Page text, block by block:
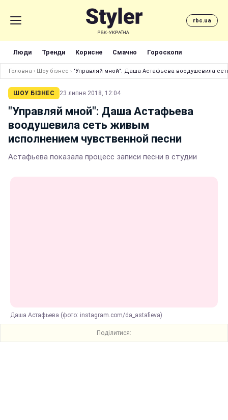
rbc.ua
Люди Тренди Корисне Смачно Гороскопи
Головна › Шоу бізнес › "Управляй мной": Даша Астафьева воодушевила
ШОУ БІЗНЕС 23 липня 2018, 12:04
"Управляй мной": Даша Астафьева
воодушевила сеть живым
исполнением чувственной песни
Астафьева показала процесс записи песни в студии
Даша Астафьева (фото: instagram.com/da_astafieva)
Поділитися: